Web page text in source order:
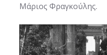
Μάριος Φραγκούλης.